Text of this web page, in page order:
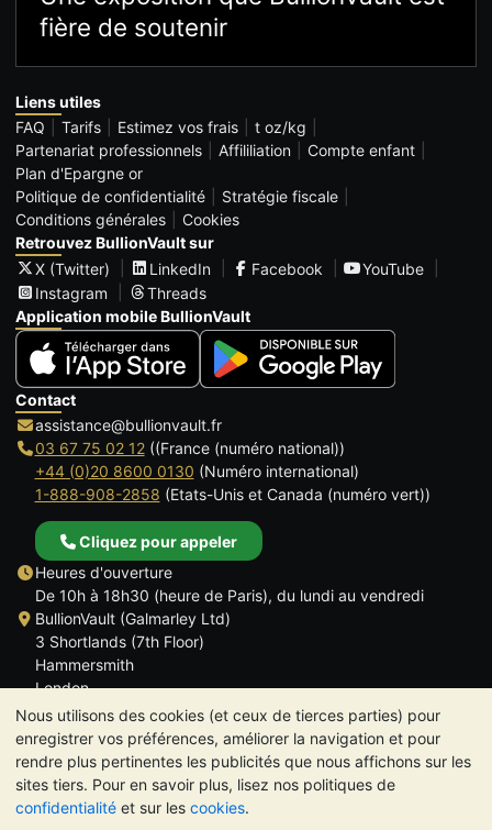
Nous utilisons des cookies (et ceux de tierces parties) pour
enregistrer vos préférences, améliorer la navigation et pour
rendre plus pertinentes les publicités que nous affichons sur les
sites tiers. Pour en savoir plus, lisez nos politiques de
confidentialité et sur les cookies.
fière de soutenir
Liens utiles
FAQ
Tarifs Estimez vos frais
t oz/kg
Partenariat professionnels
Affililiation
Compte enfant
Plan d'Epargne or
Politique de confidentialité
Stratégie fiscale
Conditions générales
Cookies
Retrouvez BullionVault sur
X (Twitter)
LinkedIn Facebook
YouTube
Instagram
Threads
Application mobile BullionVault
Contact
assistance@bullionvault.fr
03 67 75 02 12((France (numéro national))
+44 (0)20 8600 0130 (Numéro international)
1-888-908-2858 (Etats-Unis et Canada (numéro vert))
Cliquez pour appeler
Heures d'ouverture
De 10h à 18h30 (heure de Paris), du lundi au vendredi
BullionVault (Galmarley Ltd)
3 Shortlands (7th Floor)
Hammersmith
London
W6 8DA
ROYAUME UNI